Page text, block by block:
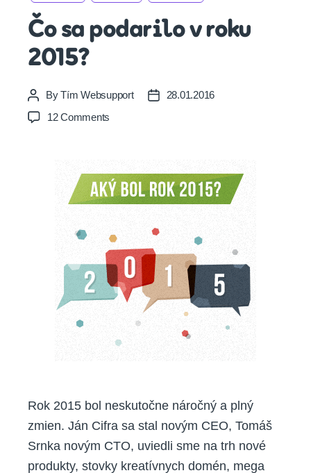
Čo sa podarilo v roku
2015?
Post
author
ByTím Websupport
Post28.01.2016
12 Comments
v
roku
2015?
Rok 2015 bol neskutočne náročný a plný
zmien. Ján Cifra sa stal novým CEO, Tomáš
Srnka novým CTO, uviedli sme na trh nové
produkty, stovky kreatívnych domén, mega